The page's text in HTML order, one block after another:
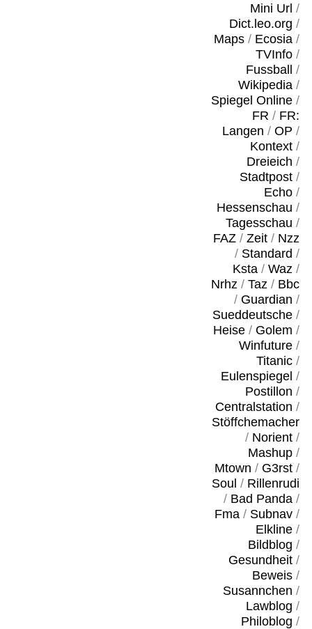
Mini Url /
Dict.leo.org /
Maps/ Ecosia/
TVInfo/
Fussball
/
Wikipedia/
Spiegel Online/
FR / FR:
Langen / OP /
Kontext/
Dreieich /
Stadtpost/
Echo/
Hessenschau /
Tagesschau /
FAZ/ Zeit/ Nzz
/ Standard /
Ksta/ Waz/
Nrhz/ Taz/ Bbc
/ Guardian /
Sueddeutsche/
Heise/ Golem /
Winfuture/
Titanic/
Eulenspiegel /
Postillon /
Centralstation /
Stöffchemacher
/ Norient/
Mashup/
Mtown / G3rst/
Soul / Rillenrudi
/ Bad Panda/
Fma/ Subnav/
Elkline/
Bildblog /
Gesundheit/
Beweis/
Susannchen /
Lawblog /
Philoblog /